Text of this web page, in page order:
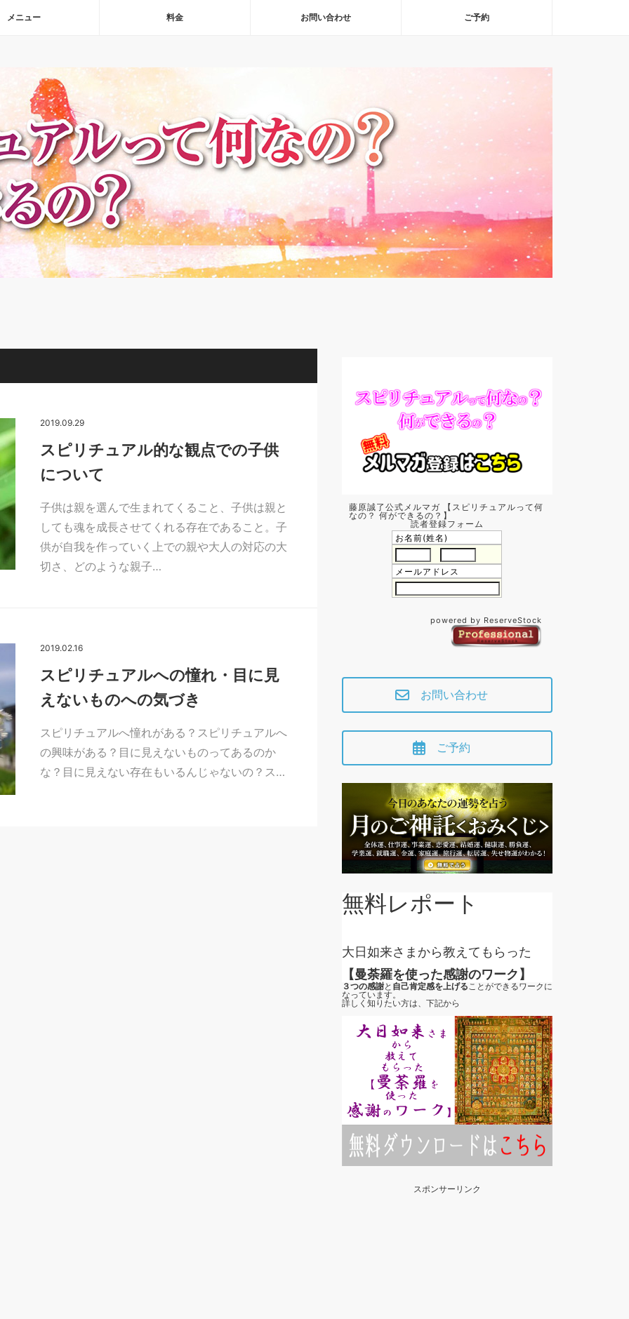
メニュー 料金 お問い合わせ ご予約
2019.09.29
スピリチュアル的な観点での子供
について
子供は親を選んで生まれてくること、子供は親と
しても魂を成長させてくれる存在であること。子
供が自我を作っていく上での親や大人の対応の大
切さ、どのような親子…
2019.02.16
スピリチュアルへの憧れ・目に見
えないものへの気づき
スピリチュアルへ憧れがある？スピリチュアルへ
の興味がある？目に見えないものってあるのか
な？目に見えない存在もいるんじゃないの？ス…
藤原誠了公式メルマガ 【スピリチュアルって何
なの？ 何ができるの？】
読者登録フォーム
お名前(姓名)
メールアドレス
powered by ReserveStock
お問い合わせ
ご予約
無料レポート
大日如来さまから教えてもらった
【曼荼羅を使った感謝のワーク】
３つの感謝と 自己肯定感を上げることができるワークに
なっています。
詳しく知りたい方は、下記から
スポンサーリンク